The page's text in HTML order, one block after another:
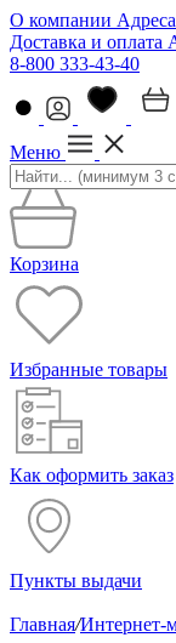
О компании Адреса
Доставка и оплата
8-800 333-43-40
Меню
Корзина
Избранные товары
Как оформить заказ
Пункты выдачи
Главная/Интернет-